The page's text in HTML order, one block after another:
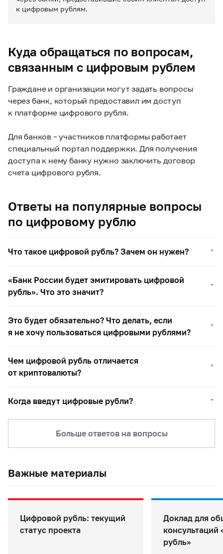
к цифровым рублям.
Куда обращаться по вопросам,
связанным с цифровым рублем
Граждане и организации могут задать вопросы
через банк, который предоставил им доступ
к платформе цифрового рубля.
Для банков – участников платформы работает
специальный портал поддержки. Для получения
доступа к нему банку нужно заключить договор
счета цифрового рубля.
Ответы на популярные вопросы
по цифровому рублю
Что такое цифровой рубль? Зачем он нужен?
«Банк России будет эмитировать цифровой
рубль». Что это значит?
Это будет обязательно? Что делать, если
я не хочу пользоваться цифровыми рублями?
Чем цифровой рубль отличается
от криптовалюты?
Когда введут цифровые рубли?
Больше ответов на вопросы
Важные материалы
Цифровой рубль: текущий
статус проекта
Доклад для
рубль»